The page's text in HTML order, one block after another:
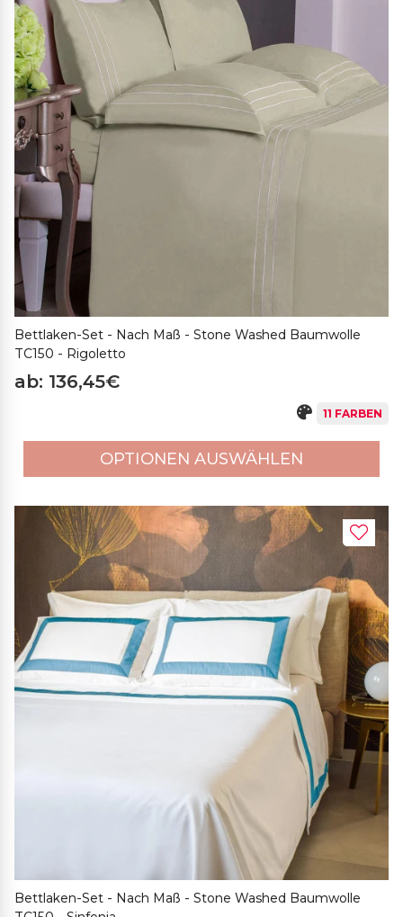
Bettlaken-Set - Nach Maß - Stone Washed Baumwolle
TC150 - Rigoletto
ab: 136,45€
11 FARBEN
OPTIONEN AUSWÄHLEN
Bettlaken-Set - Nach Maß - Stone Washed Baumwolle